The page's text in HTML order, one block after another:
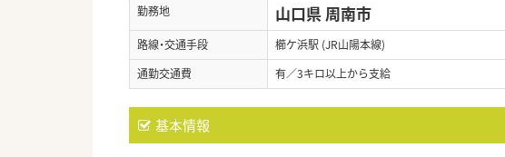
勤務地 山口県 周南市
路線・交通手段
櫛ケ浜駅 (JR山陽本線)
通勤交通費
有／3キロ以上から支給
基本情報